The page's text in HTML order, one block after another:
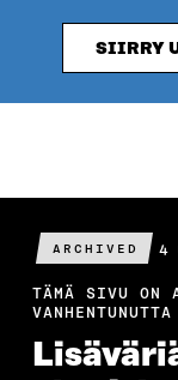
SIIRRY
ARCHIVED 4
TÄMÄ SIVU ON